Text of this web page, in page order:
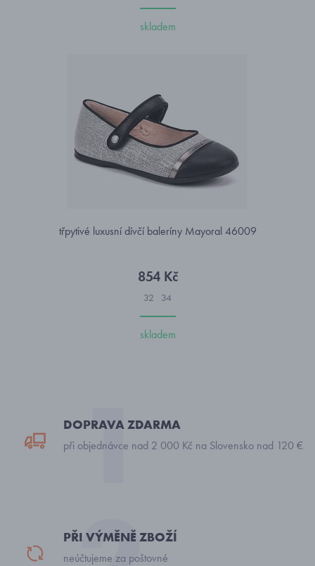
skladem
třpytivé luxusní dívčí baleríny Mayoral 46009
854 Kč
32 34
skladem
DOPRAVA ZDARMA
při objednávce nad 2 000 Kč na Slovensko nad 120 €
PŘI VÝMĚNĚ ZBOŽÍ
neúčtujeme za poštovné